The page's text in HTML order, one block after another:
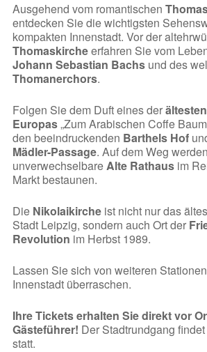
Ausgehend vom romantischen
entdecken Sie die wichtigsten
kompakten Innenstadt. Vor der
Thomaskircheerfahren Sie vom
Johann Sebastian Bachsund des
Thomanerchors.
Folgen Sie dem Duft eines der
Europas„Zum Arabischen Coffe
den beeindruckenden Barthels Hof
Mädler-Passage. Auf dem Weg
unverwechselbareAlte Rathausim
Markt bestaunen.
Die Nikolaikircheist nicht nur das
Stadt Leipzig, sondern auch Ort der
Revolution im Herbst 1989.
Lassen Sie sich von weiteren
Innenstadt überraschen.
Ihre Tickets erhalten Sie direkt vor
Gästeführer! Der Stadtrundgang
statt.